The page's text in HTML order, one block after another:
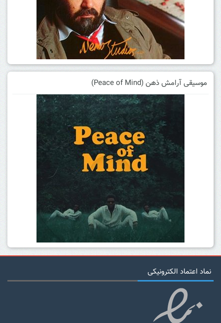
موسیقی آرامش ذهن (Peace of Mind)
نماد اعتماد الکترونیکی